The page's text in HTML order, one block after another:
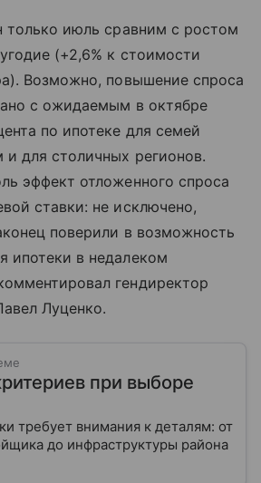
только июль сравним с ростом
(+2,6% к стоимости
Возможно, повышение спроса
с ожидаемым в октябре
по ипотеке для семей
для столичных регионов.
эффект отложенного спроса
ставки: не исключено,
поверили в возможность
ипотеки в недалеком
гендиректор
Луценко.
при выборе
требует внимания к деталям: от
до инфраструктуры района